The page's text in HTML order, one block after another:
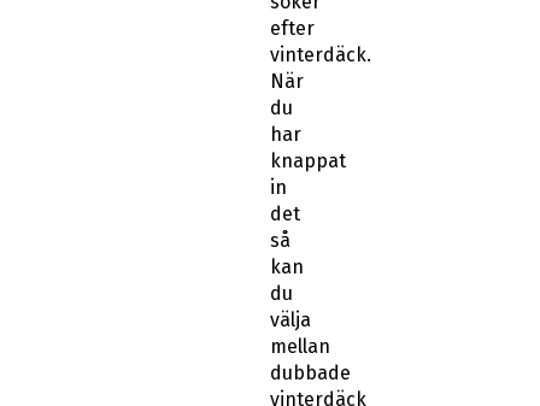
efter
vinterdäck.
När
du
har
knappat
in
det
så
kan
du
välja
mellan
dubbade
vinterdäck